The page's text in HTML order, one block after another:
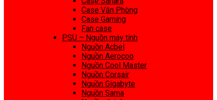
Case Văn Phòng
Case Gaming
Fan case
PSU – Nguồn máy tính
Nguồn Acbel
Nguồn Aerocoo
Nguồn Cool Master
Nguồn Corsair
Nguồn Gigabyte
Nguồn Sama